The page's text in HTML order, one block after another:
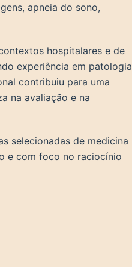
apneia do sono,
hospitalares e de
experiência em patologia
contribuiu para uma
na avaliação e na
selecionadas de medicina
e com foco no raciocínio